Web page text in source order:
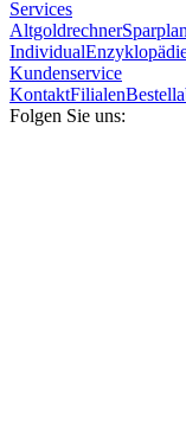
Services
Altgoldrechner
Individual
Kundenservice
KontaktFilialen
Folgen Sie uns: